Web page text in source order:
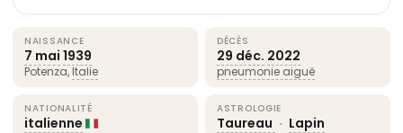
NAISSANCE
7 mai 1939
Potenza, Italie
DÉCÈS
29 déc. 2022
pneumonie aiguë
NATIONALITÉ
italienne
ASTROLOGIE
Taureau · Lapin